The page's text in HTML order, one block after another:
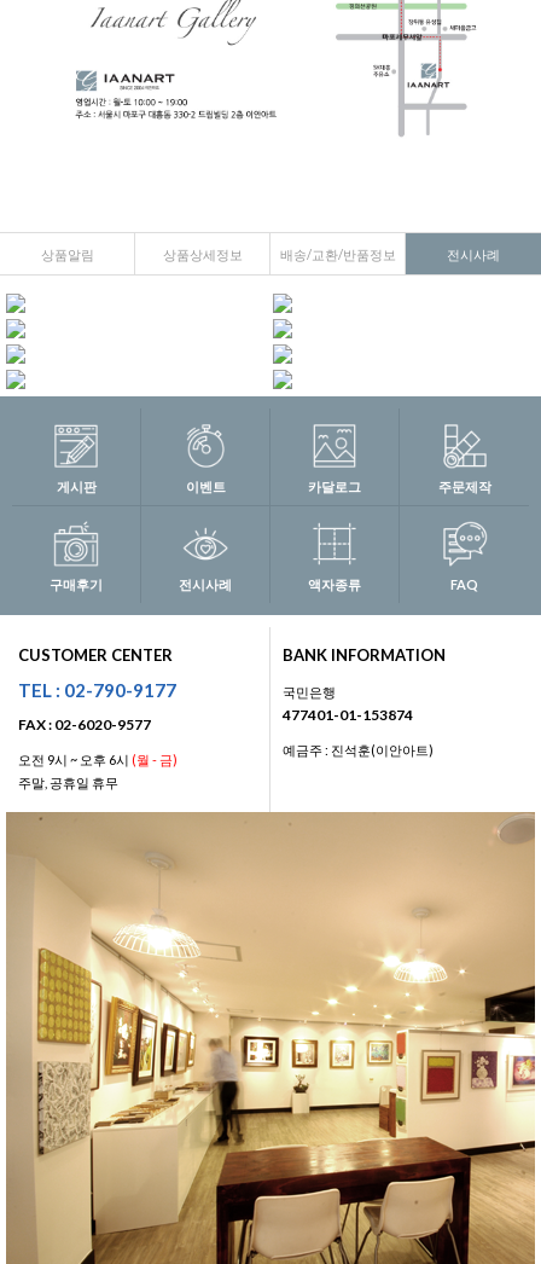
상품알림 상품상세정보 배송/교환/반품정보 전시사례
게시판 이벤트 카달로그 주문제작
구매후기 전시사례 액자종류 FAQ
CUSTOMER CENTER
TEL : 02-790-9177
FAX : 02-6020-9577
오전 9시 ~ 오후 6시 (월 - 금)
주말, 공휴일 휴무
BANK INFORMATION
국민은행
477401-01-153874
예금주 : 진석훈(이안아트)